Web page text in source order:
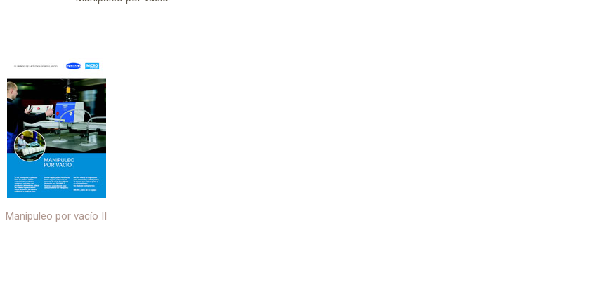
Manipuleo por vacío II